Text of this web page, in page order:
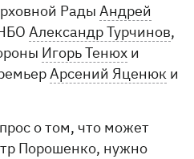
РадыАндрей
Александр Турчинов,
Игорь Тенюх и
Арсений Яценюк и
о том, что может
Порошенко, нужно